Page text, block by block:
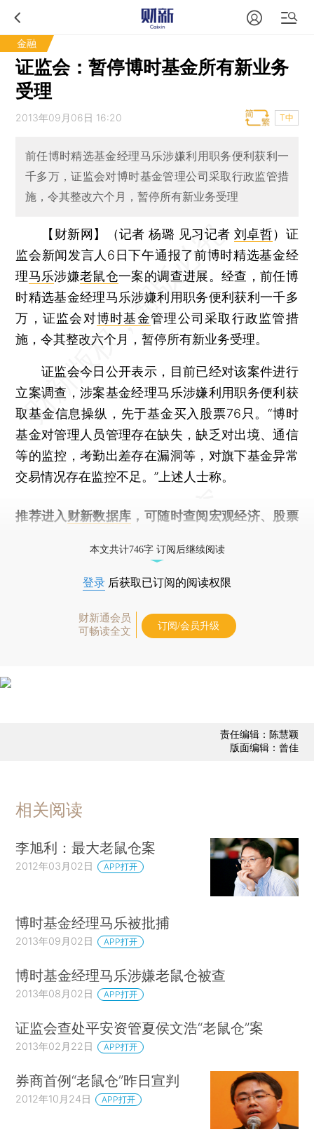
金融
证监会：暂停博时基金所有新业务
受理
2013年09月06日 16:20 T中
前任博时精选基金经理马乐涉嫌利用职务便利获利一
千多万，证监会对博时基金管理公司采取行政监管措
施，令其整改六个月，暂停所有新业务受理
【财新网】（记者 杨璐 见习记者 刘卓哲） 证
监会新闻发言人6日下午通报了前博时精选基金经
理马乐涉嫌老鼠仓一案的调查进展。经查，前任博
时精选基金经理马乐涉嫌利用职务便利获利一千多
万，证监会对博时基金管理公司采取行政监管措
施，令其整改六个月，暂停所有新业务受理。
证监会今日公开表示，目前已经对该案件进行
立案调查，涉案基金经理马乐涉嫌利用职务便利获
取基金信息操纵，先于基金买入股票76只。“博时
基金对管理人员管理存在缺失，缺乏对出境、通信
等的监控，考勤出差存在漏洞等，对旗下基金异常
交易情况存在监控不足。”上述人士称。
推荐进入 财新数据库 ，可随时查阅宏观经济、股票
本文共计746字 订阅后继续阅读
登录 后获取已订阅的阅读权限
财新通会员
可畅读全文
订阅/会员升级
责任编辑：陈慧颖
版面编辑：曾佳
相关阅读
李旭利：最大老鼠仓案
2012年03月02日 APP打开
博时基金经理马乐被批捕
2013年09月02日 APP打开
博时基金经理马乐涉嫌老鼠仓被查
2013年08月02日 APP打开
证监会查处平安资管夏侯文浩“老鼠仓”案
2013年02月22日 APP打开
券商首例“老鼠仓”昨日宣判
2012年10月24日 APP打开